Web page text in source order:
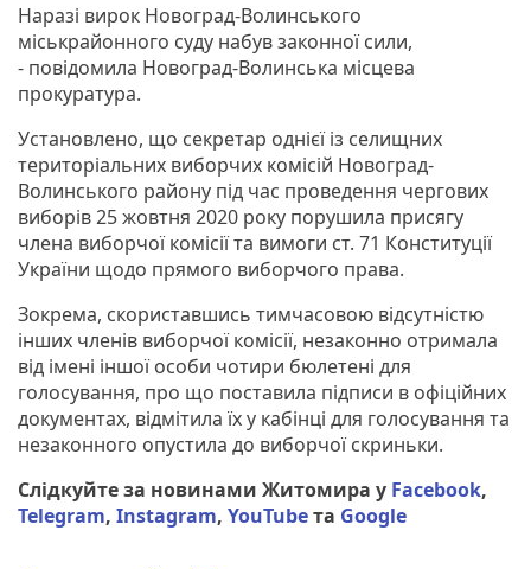
Наразі вирок Новоград-Волинського
міськрайонного суду набув законної сили,
- повідомила Новоград-Волинська місцева
прокуратура.
Установлено, що секретар однієї із селищних
територіальних виборчих комісій Новоград-
Волинського району під час проведення чергових
виборів 25 жовтня 2020 року порушила присягу
члена виборчої комісії та вимоги ст. 71 Конституції
України щодо прямого виборчого права.
Зокрема, скориставшись тимчасовою відсутністю
інших членів виборчої комісії, незаконно отримала
від імені іншої особи чотири бюлетені для
голосування, про що поставила підписи в офіційних
документах, відмітила їх у кабінці для голосування та
незаконного опустила до виборчої скриньки.
Слідкуйте за новинами Житомира у Facebook,
Telegram, Instagram, YouTubeта Google